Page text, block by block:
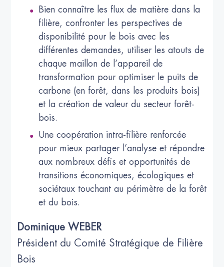
Bien connaître les flux de matière dans la
filière, confronter les perspectives de
disponibilité pour le bois avec les
différentes demandes, utiliser les atouts de
chaque maillon de l’appareil de
transformation pour optimiser le puits de
carbone (en forêt, dans les produits bois)
et la création de valeur du secteur forêt-
bois.
Une coopération intra-filière renforcée
pour mieux partager l’analyse et répondre
aux nombreux défis et opportunités de
transitions économiques, écologiques et
sociétaux touchant au périmètre de la forêt
et du bois.
Dominique WEBER
Président du Comité Stratégique de Filière
Bois